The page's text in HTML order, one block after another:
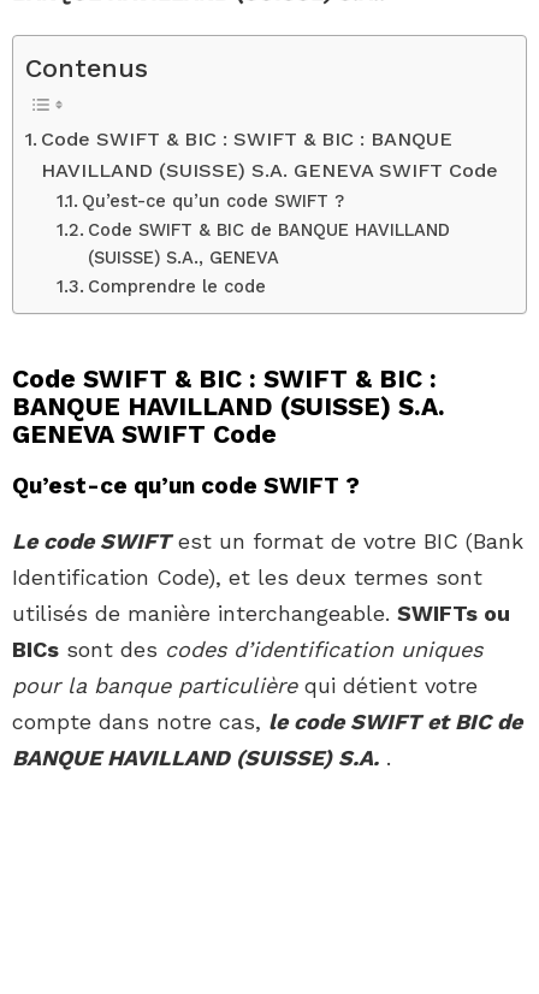
Contenus
Code SWIFT & BIC : SWIFT & BIC : BANQUE
HAVILLAND (SUISSE) S.A. GENEVA SWIFT Code
Qu’est-ce qu’un code SWIFT ?
Code SWIFT & BIC de BANQUE HAVILLAND
(SUISSE) S.A., GENEVA
Comprendre le code
Code SWIFT & BIC : SWIFT & BIC :
BANQUE HAVILLAND (SUISSE) S.A.
GENEVA SWIFT Code
Qu’est-ce qu’un code SWIFT ?
Le code SWIFTest un format de votre BIC (Bank
Identification Code), et les deux termes sont
utilisés de manière interchangeable. SWIFTs ou
BICs sont des codes d’identification uniques
pour la banque particulière qui détient votre
compte dans notre cas, le code SWIFT et BIC de
BANQUE HAVILLAND (SUISSE) S.A. .